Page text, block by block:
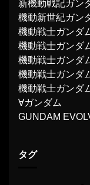
新機動戦記ガン
機動新世紀ガン
機動戦士ガンダ
機動戦士ガンダ
機動戦士ガンダ
機動戦士ガンダ
機動戦士ガンダ
∀ガンダム
GUNDAM
タグ